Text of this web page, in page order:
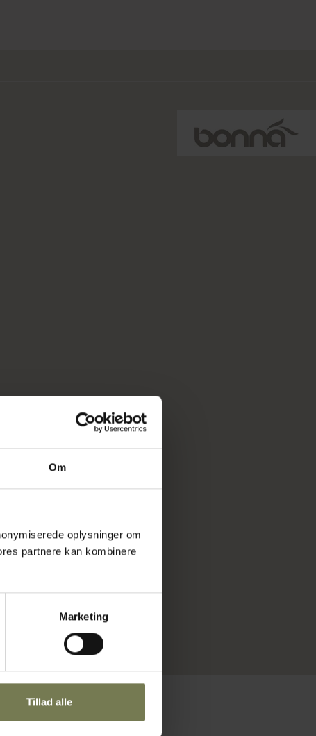
Om
oplysninger om
partnere kan kombinere
Marketing
Tillad alle